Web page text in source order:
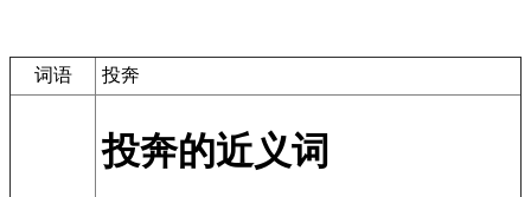
词语 投奔
投奔的近义词